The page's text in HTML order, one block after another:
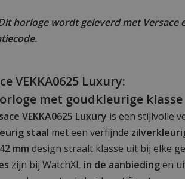
horloge wordt geleverd met Versace
VEKKA0625 Luxury:
met goudkleurige klasse
VEKKA0625 Luxury is een stijlvolle
staal met een verfijnde
42 mm design straalt klasse uit bij elke
zijn bij WatchXL in de aanbiedingen